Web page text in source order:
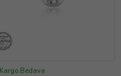
Kargo Bedava